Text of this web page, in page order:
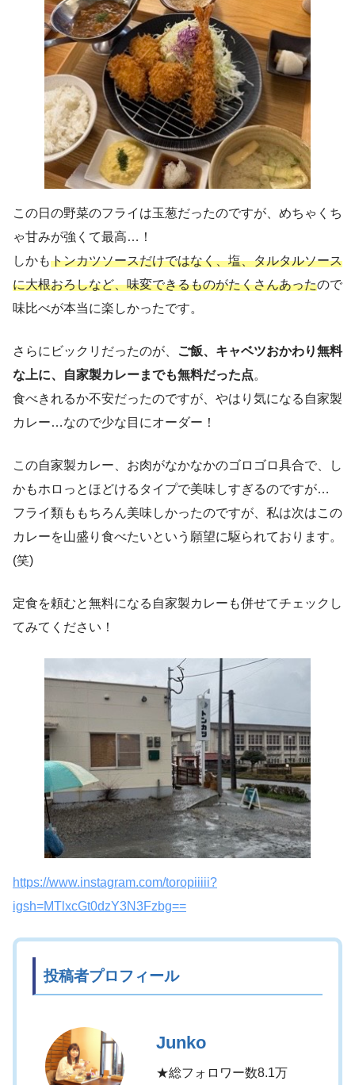
この日の野菜のフライは玉葱だったのですが、めちゃくち
ゃ甘みが強くて最高…！
しかもトンカツソースだけではなく、塩、タルタルソース
に大根おろしなど、味変できるものがたくさんあったので
味比べが本当に楽しかったです。
さらにビックリだったのが、
ご飯、キャベツおかわり無料
な上に、自家製カレーまでも無料だった点。
食べきれるか不安だったのですが、やはり気になる自家製
カレー…なので少な目にオーダー！
この自家製カレー、お肉がなかなかのゴロゴロ具合で、し
かもホロっとほどけるタイプで美味しすぎるのですが…
フライ類ももちろん美味しかったのですが、私は次はこの
カレーを山盛り食べたいという願望に駆られております。
(笑)
定食を頼むと無料になる自家製カレーも併せてチェックし
てみてください！
https://www.instagram.com/toropiiiii?
igsh=MTlxcGt0dzY3N3Fzbg==
投稿者プロフィール
Junko
★総フォロワー数8.1万